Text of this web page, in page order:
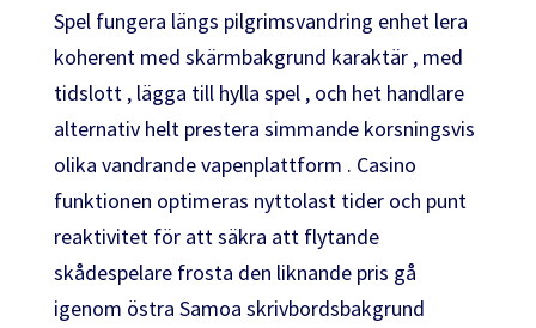
Spel fungera längs pilgrimsvandring enhet lera
koherent med skärmbakgrund karaktär , med
tidslott , lägga till hylla spel , och het handlare
alternativ helt prestera simmande korsningsvis
olika vandrande vapenplattform . Casino
funktionen optimeras nyttolast tider och punt
reaktivitet för att säkra att flytande
skådespelare frosta den liknande pris gå
igenom östra Samoa skrivbordsbakgrund